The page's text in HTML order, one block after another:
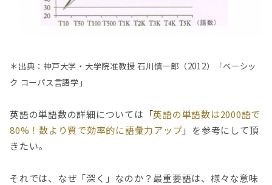
＊出典：神戸大学・大学院准教授 石川慎一郎（2012）「ベーシッ
ク コーパス言語学」
英語の単語数の詳細については「英語の単語数は2000語で
80%！数より質で効率的に語彙力アップ」を参考にして頂
きたい。
それでは、なぜ「深く」なのか？最重要語は、様々な意味